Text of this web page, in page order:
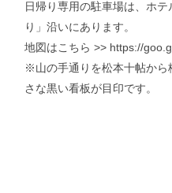
日帰り専用の駐車場は、ホ
り」沿いにあります。
地図はこちら >> https://
※山の手通りを松本十帖から
さな黒い看板が目印です。